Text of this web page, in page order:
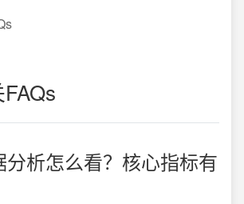
分析怎么看？核心指标有